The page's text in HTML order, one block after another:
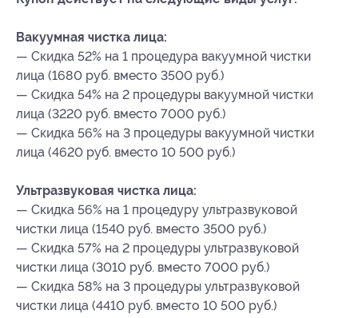
Вакуумная чистка лица:
— Скидка 52% на 1 процедура вакуумной чистки
лица (1680 руб. вместо 3500 руб.)
— Скидка 54% на 2 процедуры вакуумной чистки
лица (3220 руб. вместо 7000 руб.)
— Скидка 56% на 3 процедуры вакуумной чистки
лица (4620 руб. вместо 10 500 руб.)
Ультразвуковая чистка лица:
— Скидка 56% на 1 процедуру ультразвуковой
чистки лица (1540 руб. вместо 3500 руб.)
— Скидка 57% на 2 процедуры ультразвуковой
чистки лица (3010 руб. вместо 7000 руб.)
— Скидка 58% на 3 процедуры ультразвуковой
чистки лица (4410 руб. вместо 10 500 руб.)